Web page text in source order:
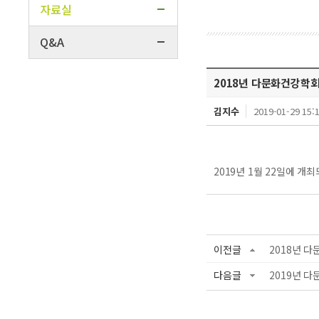
자료실
Q&A
2018년 다문화건강학
김지수 2019-01-29
2019년 1월 22일에 개최
이전글
2018년 다
다음글
2019년 다